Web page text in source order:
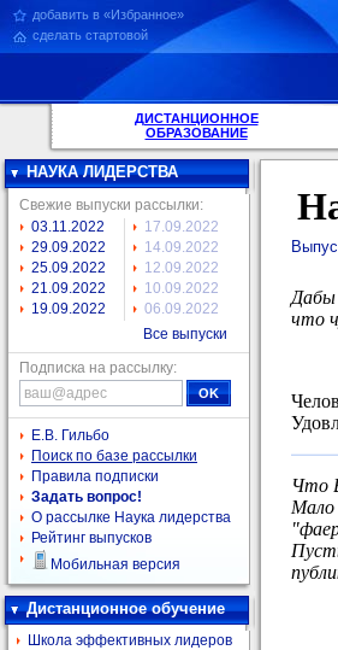
добавить в «Избранное»
сделать стартовой
ДИСТАНЦИОННОЕ
ОБРАЗОВАНИЕ
НАУКА ЛИДЕРСТВА
Свежие выпуски рассылки:
03.11.2022
29.09.2022
25.09.2022
21.09.2022
19.09.2022
17.09.2022
14.09.2022
12.09.2022
10.09.2022
06.09.2022
Все выпуски
Подписка на рассылку:
Е.В. Гильбо
Поиск по базе рассылки
Правила подписки
Задать вопрос!
О рассылке Наука лидерства
Рейтинг выпусков
Мобильная версия
Дистанционное обучение
Школа эффективных лидеров
Дабы
что
Что
Мало